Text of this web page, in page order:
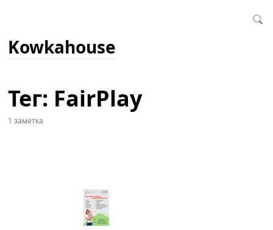
Kowkahouse
Тег: FairPlay
1 заметка